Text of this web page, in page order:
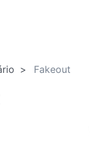
Fakeout